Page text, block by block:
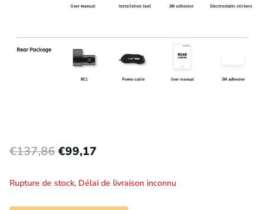
€137,86€99,17
Rupture de stock, Délai de livraison inconnu